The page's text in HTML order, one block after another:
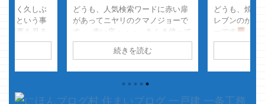
じく久しぶ
・ という事
記事を見る
あろうと思
アイスマー
どうも、人気検索ワードに赤い扉
があってニヤリのクマノジョーで
す 赤い扉・・・ あんま使って
る人いないんだよねぇ フハハハ
ッ！！是非参考にしてみてくれた
は言っても、土地の場所ではあり
ません 自分が所有している土地
続きを読む
どうも、焼き
レブンのが一
ーです
けど、全然見
今回はオー